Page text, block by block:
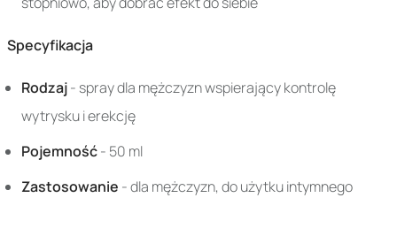
Specyfikacja
Rodzaj- spray dla mężczyzn wspierający kontrolę
wytrysku i erekcję
Pojemność- 50 ml
Zastosowanie - dla mężczyzn, do użytku intymnego